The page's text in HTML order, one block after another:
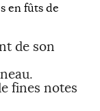
en fûts de
de son
fines notes